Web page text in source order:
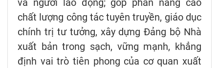
và người lao động; góp phần nâng cao
chất lượng công tác tuyên truyền, giáo dục
chính trị tư tưởng, xây dựng Đảng bộ Nhà
xuất bản trong sạch, vững mạnh, khẳng
định vai trò tiên phong của cơ quan xuất